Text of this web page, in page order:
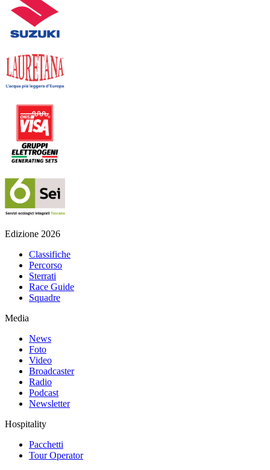
Edizione 2026
Classifiche
Percorso
Sterrati
Race Guide
Squadre
Media
News
Foto
Video
Broadcaster
Radio
Podcast
Newsletter
Hospitality
Pacchetti
Tour Operator